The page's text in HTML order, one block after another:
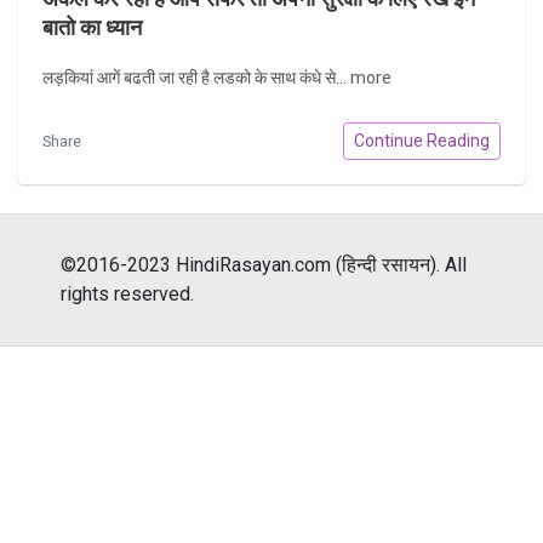
बातो का ध्यान
लड़कियां आगें बढती जा रही है लडको के साथ कंधे से... more
Share Continue Reading
©2016-2023 HindiRasayan.com (हिन्दी रसायन). All
rights reserved.